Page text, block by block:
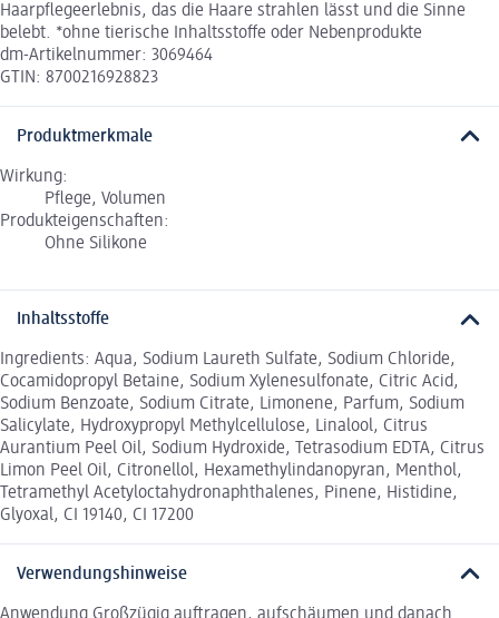
Haarpflegeerlebnis, das die Haare strahlen lässt und die Sinne
belebt. *ohne tierische Inhaltsstoffe oder Nebenprodukte
dm-Artikelnummer: 3069464
GTIN: 8700216928823
Produktmerkmale
Wirkung:
Pflege, Volumen
Produkteigenschaften:
Ohne Silikone
Inhaltsstoffe
Ingredients: Aqua, Sodium Laureth Sulfate, Sodium Chloride,
Cocamidopropyl Betaine, Sodium Xylenesulfonate, Citric Acid,
Sodium Benzoate, Sodium Citrate, Limonene, Parfum, Sodium
Salicylate, Hydroxypropyl Methylcellulose, Linalool, Citrus
Aurantium Peel Oil, Sodium Hydroxide, Tetrasodium EDTA, Citrus
Limon Peel Oil, Citronellol, Hexamethylindanopyran, Menthol,
Tetramethyl Acetyloctahydronaphthalenes, Pinene, Histidine,
Glyoxal, CI 19140, CI 17200
Verwendungshinweise